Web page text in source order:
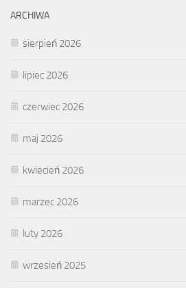
ARCHIWA
sierpień 2026
lipiec 2026
czerwiec 2026
maj 2026
kwiecień 2026
marzec 2026
luty 2026
wrzesień 2025